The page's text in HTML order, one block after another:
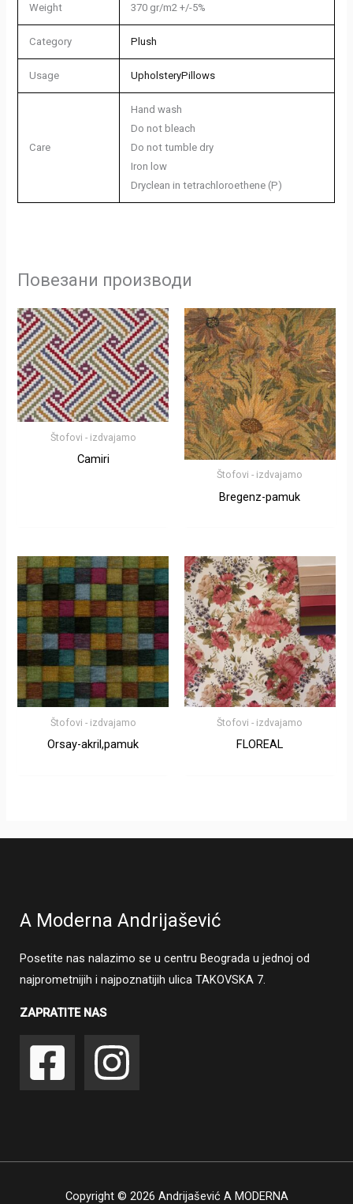
Weight 370 gr/m2 +/-5%
Category Plush
Usage UpholsteryPillows
Care
Hand wash
Do not bleach
Do not tumble dry
Iron low
Dryclean in tetrachloroethene (P)
Повезани производи
Štofovi - izdvajamo
Camiri
Štofovi - izdvajamo
Bregenz-pamuk
Štofovi - izdvajamo
Orsay-akril,pamuk
Štofovi - izdvajamo
FLOREAL
A Moderna Andrijašević
Posetite nas nalazimo se u centru Beograda u jednoj od
najprometnijih i najpoznatijih ulica TAKOVSKA 7.
ZAPRATITE NAS
Copyright © 2026 Andrijašević A MODERNA